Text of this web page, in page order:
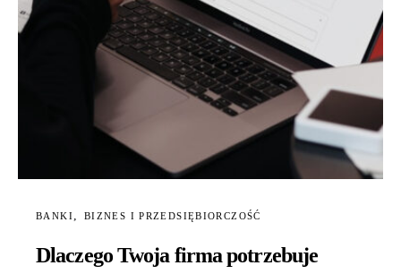
BANKI BIZNES I PRZEDSIĘBIORCZOŚĆ
Dlaczego Twoja firma potrzebuje